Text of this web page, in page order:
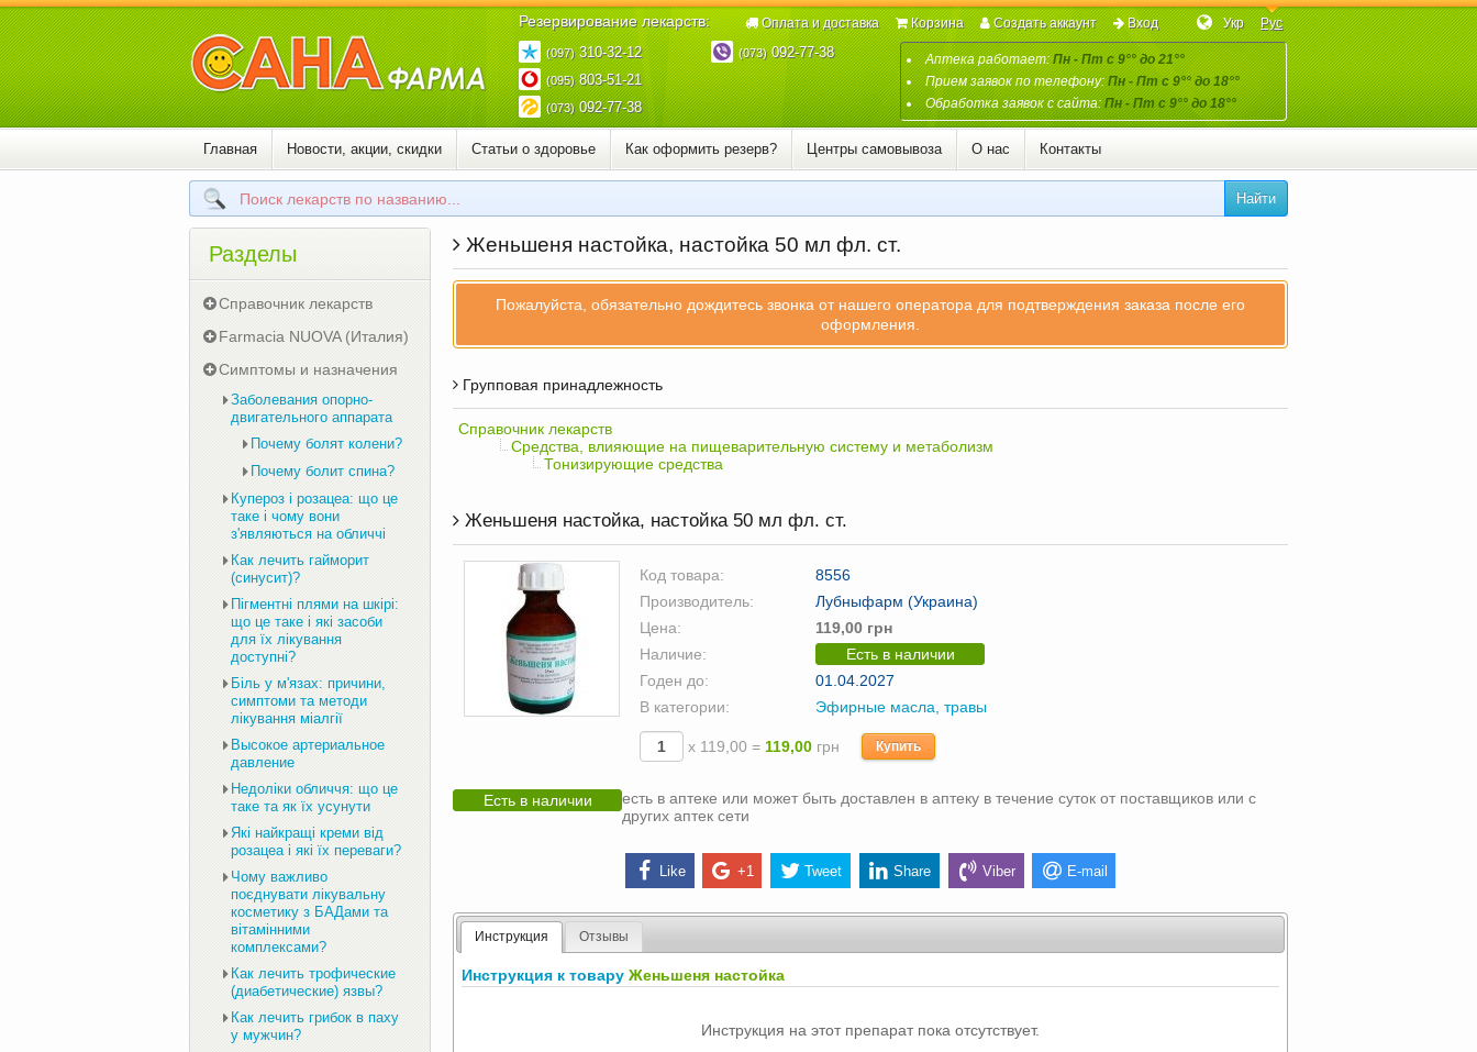
Резервирование лекарств:
(097)310-32-12
(095)803-51-21
(073)092-77-38
(073)092-77-38 Аптека работает:Пн - Пт с 9°° до 21°°
Прием заявок по телефону:Пн - Пт с 9°° до 18°°
Обработка заявок с сайта:Пн - Пт с 9°° до 18°°
Укр Рус
Оплата и доставка Корзина Создать аккаунт Вход
Главная Новости, акции, скидки Статьи о здоровье Как оформить резерв? Центры самовывоза О нас Контакты
Найти
Женьшеня настойка, настойка 50 мл фл. ст.
Пожалуйста, обязательно дождитесь звонка от нашего оператора для подтверждения заказа после его
оформления.
Групповая принадлежность
Справочник лекарств
Средства, влияющие на пищеварительную систему и метаболизм
Тонизирующие средства
Женьшеня настойка, настойка 50 мл фл. ст.
Код товара:
8556
Производитель:
Лубныфарм (Украина)
Цена:
119,00 грн
Наличие:
Есть в наличии
Годен до:
01.04.2027
В категории:
Эфирные масла, травы
х 119,00 = 119,00 грн Купить
Есть в наличии
есть в аптеке или может быть доставлен в аптеку в течение суток от поставщиков или с
других аптек сети
Like +1 Tweet Share Viber E-mail
Инструкция Отзывы
Инструкция к товаруЖеньшеня настойка
Инструкция на этот препарат пока отсутствует.
Разделы
Справочник лекарств
Farmacia NUOVA (Италия)
Симптомы и назначения
Заболевания опорно-
двигательного аппарата
Почему болят колени?
Почему болит спина?
Купероз і розацеа: що це
таке і чому вони
з'являються на обличчі
Как лечить гайморит
(синусит)?
Пігментні плями на шкірі:
що це таке і які засоби
для їх лікування
доступні?
Біль у м'язах: причини,
симптоми та методи
лікування міалгії
Высокое артериальное
давление
Недоліки обличчя: що це
таке та як їх усунути
Які найкращі креми від
розацеа і які їх переваги?
Чому важливо
поєднувати лікувальну
косметику з БАДами та
вітамінними
комплексами?
Как лечить трофические
(диабетические) язвы?
Как лечить грибок в паху
у мужчин?